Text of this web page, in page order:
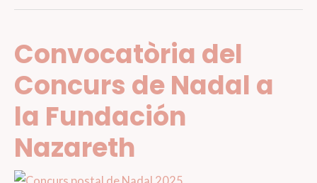
Convocatòria del
Concurs de Nadal a
la Fundación
Nazareth